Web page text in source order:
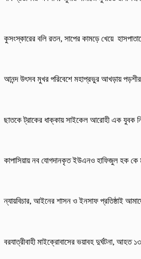
কুসংস্কারের বলি রতন, সাপের কামড়ে খেয়ে
আনন্দ উৎসব মুখর পরিবেশে মহাপ্রভুর আখড়ায়
ছাতকে ট্রাকের ধাক্কায় সাইকেল আরোহী এক যুবক
কাপাসিয়ায় নব যোগদানকৃত ইউএনও হাফিজুল হক কে
ন্যায়বিচার, আইনের শাসন ও ইনসাফ প্রতিষ্ঠাই
বরযাত্রীবাহী মাইক্রোবাসের ভয়াবহ দুর্ঘটনা,